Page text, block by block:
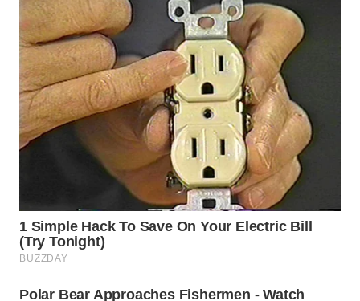
WN
CIREBON
WN
INDRAMAYU
WN
KUNINGAN
MAJALENGKA
WN
SUBANG